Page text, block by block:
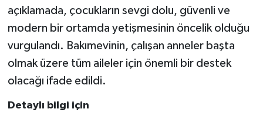
açıklamada, çocukların sevgi dolu, güvenli ve
modern bir ortamda yetişmesinin öncelik olduğu
vurgulandı. Bakımevinin, çalışan anneler başta
olmak üzere tüm aileler için önemli bir destek
olacağı ifade edildi.
Detaylı bilgi için